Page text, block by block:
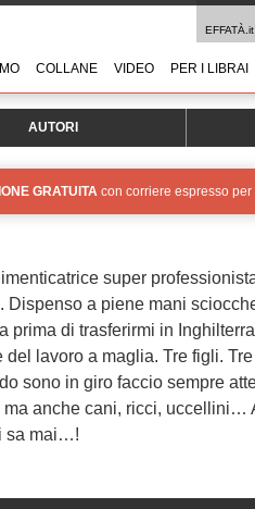
EFFATÀ.it
COLLANE VIDEO PER I LIBRAI
AUTORI
GRATUITA con corriere espresso
super
Dispenso a piene mani
di trasferirmi in
lavoro a maglia. Tre figli.
sono in giro faccio sempre
anche cani, ricci, uccellini…
sa mai…!